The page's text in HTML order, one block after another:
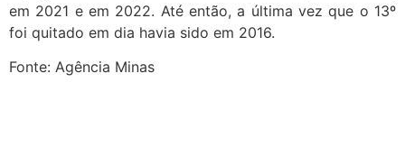
em 2021 e em 2022. Até então, a última vez que o 13º
foi quitado em dia havia sido em 2016.
Fonte: Agência Minas